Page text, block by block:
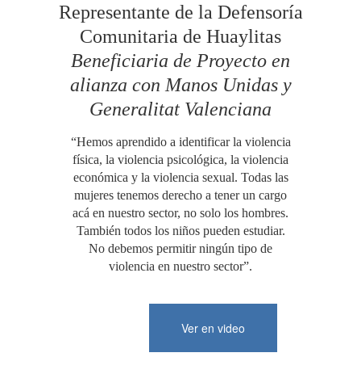
Representante de la Defensoría
Comunitaria de Huaylitas
Beneficiaria de Proyecto en
alianza con Manos Unidas y
Generalitat Valenciana
“Hemos aprendido a identificar la violencia
física, la violencia psicológica, la violencia
económica y la violencia sexual. Todas las
mujeres tenemos derecho a tener un cargo
acá en nuestro sector, no solo los hombres.
También todos los niños pueden estudiar.
No debemos permitir ningún tipo de
violencia en nuestro sector”.
Ver en video